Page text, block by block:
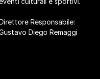
Responsabile:
Diego Remaggi